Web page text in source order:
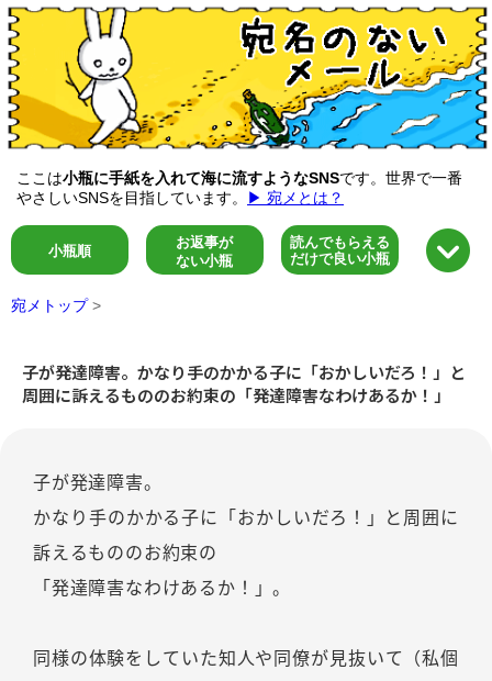
ここは小瓶に手紙を入れて海に流すようなSNSです。世界で一番
やさしいSNSを目指しています。
▶ 宛メとは？
小瓶順
お返事が
ない小瓶
読んでもらえる
だけで良い小瓶
宛メトップ >
子が発達障害。かなり手のかかる子に「おかしいだろ！」と
周囲に訴えるもののお約束の「発達障害なわけあるか！」
子が発達障害。
かなり手のかかる子に「おかしいだろ！」と周囲に
訴えるもののお約束の
「発達障害なわけあるか！」。
同様の体験をしていた知人や同僚が見抜いて（私個